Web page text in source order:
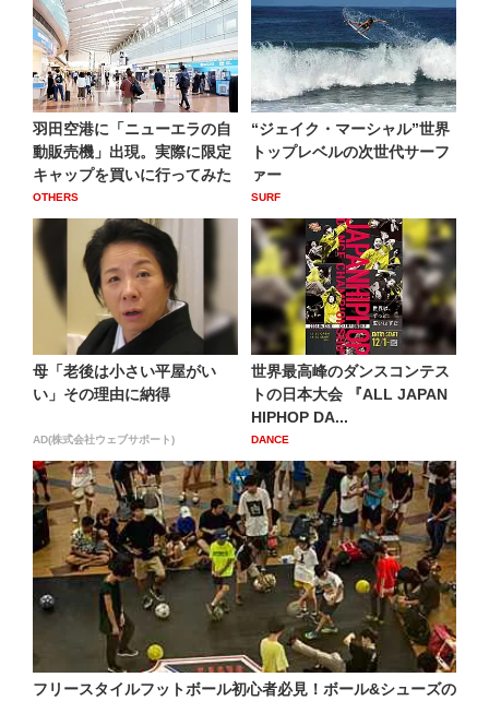
羽田空港に「ニューエラの自
動販売機」出現。実際に限定
キャップを買いに行ってみた
OTHERS
“ジェイク・マーシャル”世界
トップレベルの次世代サーフ
ァー
SURF
母「老後は小さい平屋がい
い」その理由に納得
AD(株式会社ウェブサポート)
世界最高峰のダンスコンテス
トの日本大会 『ALL JAPAN
HIPHOP DA...
DANCE
フリースタイルフットボール初心者必見！ボール&シューズの